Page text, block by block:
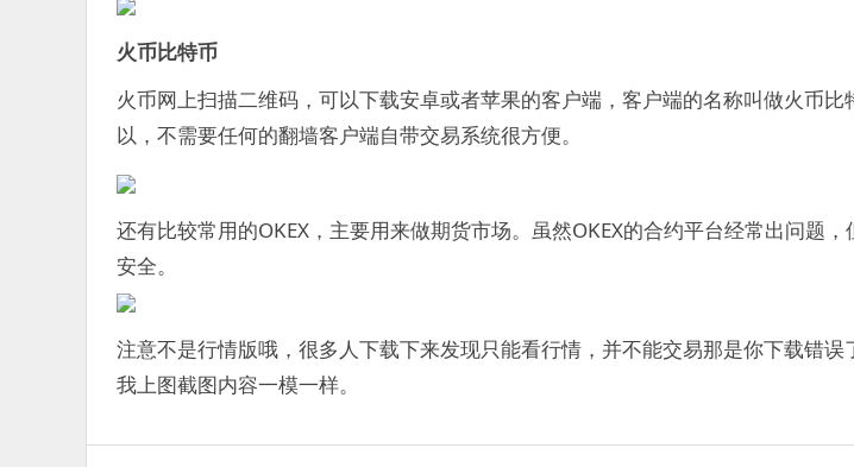
火币比特币
火币网上扫描二维码，可以下载安卓或者苹果的客户端，客户端的名称叫做火币
以，不需要任何的翻墙客户端自带交易系统很方便。
还有比较常用的OKEX，主要用来做期货市场。虽然OKEX的合约平台经常出问题
安全。
注意不是行情版哦，很多人下载下来发现只能看行情，并不能交易那是你下载错误
我上图截图内容一模一样。